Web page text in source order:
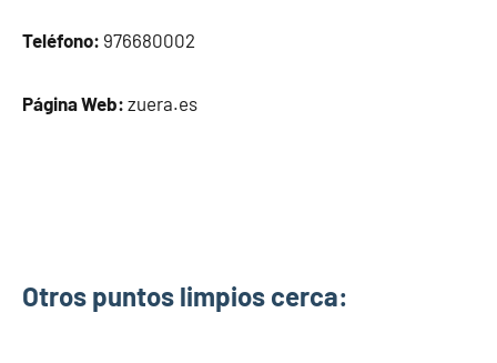
Teléfono: 976680002
Página Web: zuera.es
Otros puntos limpios cerca: